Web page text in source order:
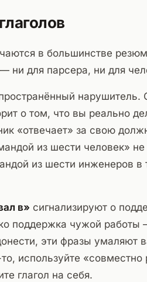
в большинстве
ни для парсера, ни для
нарушитель.
о том, что вы реально
«отвечает» за свою
из шести человек»
из шести инженеров в
в» сигнализируют о
поддержка чужой работы
эти фразы умаляют
используйте
глагол на себя.